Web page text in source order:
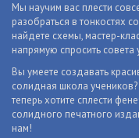
Мы научим вас плести
разобраться в тонкостях
найдете схемы, мастер-
напрямую спросить
Вы умеете создавать
солидная школа
теперь хотите сплести
солидного печатного
нам!